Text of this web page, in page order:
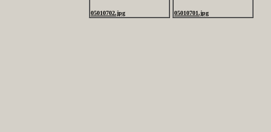
05010702.jpg 05010701.jpg